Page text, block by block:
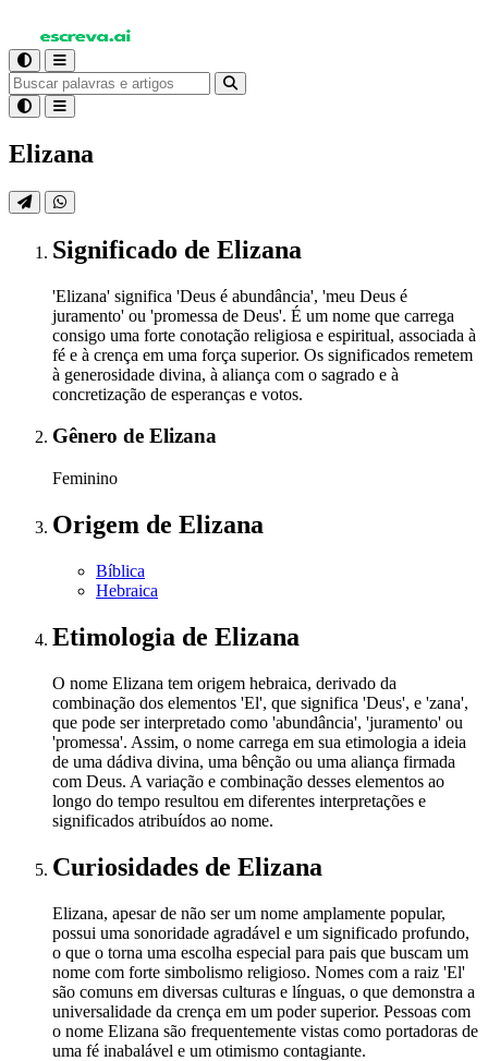
Elizana
Significado de Elizana
'Elizana' significa 'Deus é abundância', 'meu Deus é
juramento' ou 'promessa de Deus'. É um nome que carrega
consigo uma forte conotação religiosa e espiritual, associada à
fé e à crença em uma força superior. Os significados remetem
à generosidade divina, à aliança com o sagrado e à
concretização de esperanças e votos.
Gênero de Elizana
Feminino
Origem de Elizana
Bíblica
Hebraica
Etimologia de Elizana
O nome Elizana tem origem hebraica, derivado da
combinação dos elementos 'El', que significa 'Deus', e 'zana',
que pode ser interpretado como 'abundância', 'juramento' ou
'promessa'. Assim, o nome carrega em sua etimologia a ideia
de uma dádiva divina, uma bênção ou uma aliança firmada
com Deus. A variação e combinação desses elementos ao
longo do tempo resultou em diferentes interpretações e
significados atribuídos ao nome.
Curiosidades de Elizana
Elizana, apesar de não ser um nome amplamente popular,
possui uma sonoridade agradável e um significado profundo,
o que o torna uma escolha especial para pais que buscam um
nome com forte simbolismo religioso. Nomes com a raiz 'El'
são comuns em diversas culturas e línguas, o que demonstra a
universalidade da crença em um poder superior. Pessoas com
o nome Elizana são frequentemente vistas como portadoras de
uma fé inabalável e um otimismo contagiante.